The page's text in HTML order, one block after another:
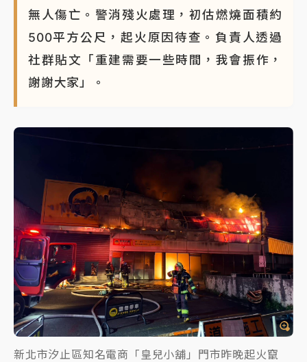
無人傷亡。警消殘火處理，初估燃燒面積約
500平方公尺，起火原因待查。負責人透過
社群貼文「重建需要一些時間，我會振作，
謝謝大家」。
新北市汐止區知名電商「皇兒小舖」門市昨晚起火竄